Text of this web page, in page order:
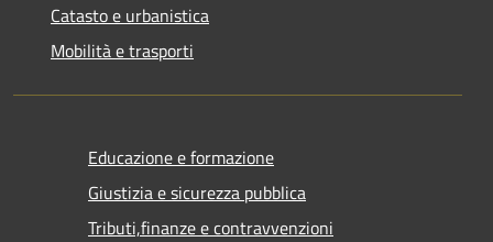
Catasto e urbanistica
Mobilità e trasporti
Educazione e formazione
Giustizia e sicurezza pubblica
Tributi,finanze e contravvenzioni